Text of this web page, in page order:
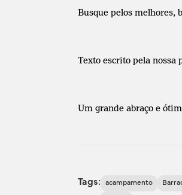
Busque pelos melhores,
Texto escrito pela nossa
Um grande abraço e
Tags: acampamento